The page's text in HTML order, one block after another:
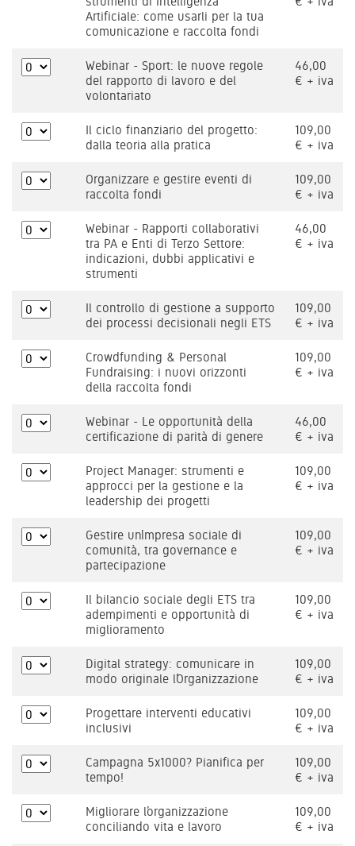
Artificiale: come usarli per la tua
comunicazione e raccolta fondi
Webinar - Sport: le nuove regole
del rapporto di lavoro e del
volontariato
46,00
€ + iva
Il ciclo finanziario del progetto:
dalla teoria alla pratica
109,00
€ + iva
Organizzare e gestire eventi di
raccolta fondi
109,00
€ + iva
Webinar - Rapporti collaborativi
tra PA e Enti di Terzo Settore:
indicazioni, dubbi applicativi e
strumenti
46,00
€ + iva
Il controllo di gestione a supporto
dei processi decisionali negli ETS
109,00
€ + iva
Crowdfunding & Personal
Fundraising: i nuovi orizzonti
della raccolta fondi
109,00
€ + iva
Webinar - Le opportunità della
certificazione di parità di genere
46,00
€ + iva
Project Manager: strumenti e
approcci per la gestione e la
leadership dei progetti
109,00
€ + iva
Gestire un’impresa sociale di
comunità, tra governance e
partecipazione
109,00
€ + iva
Il bilancio sociale degli ETS tra
adempimenti e opportunità di
miglioramento
109,00
€ + iva
Digital strategy: comunicare in
modo originale l’Organizzazione
109,00
€ + iva
Progettare interventi educativi
inclusivi
109,00
€ + iva
Campagna 5x1000? Pianifica per
tempo!
109,00
€ + iva
Migliorare l’organizzazione
conciliando vita e lavoro
109,00
€ + iva